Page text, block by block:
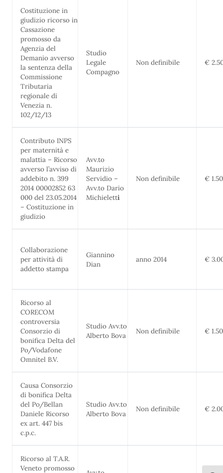
Costituzione in
giudizio ricorso in
Cassazione
promosso da
Agenzia del
Demanio avverso
la sentenza della
Commissione
Tributaria
regionale di
Venezia n.
102/12/13
Studio
Legale
Compagno
Non definibile €
Contributo INPS
per maternità e
malattia – Ricorso
avverso l’avviso di
addebito n. 399
2014 00002852 63
000 del 23.05.2014
– Costituzione in
giudizio
Avv.to
Maurizio
Servidio –
Avv.to Dario
Michieletti
Non definibile €
Collaborazione
per attività di
addetto stampa
Giannino
Dian
anno 2014 €
Ricorso al
CORECOM
controversia
Consorzio di
bonifica Delta del
Po/Vodafone
Omnitel B.V.
Studio Avv.to
Alberto Bova
Non definibile €
Causa Consorzio
di bonifica Delta
del Po/Bellan
Daniele Ricorso
ex art. 447 bis
c.p.c.
Studio Avv.to
Alberto Bova
Non definibile €
Ricorso al T.A.R.
Veneto promosso